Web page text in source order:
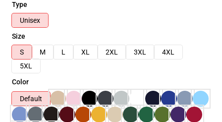
Type
Unisex
Size
S
M L XL 2XL 3XL
4XL
5XL
Color
Default